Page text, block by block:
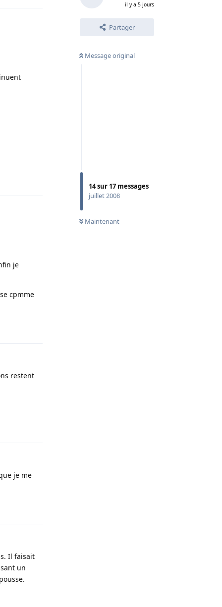
il y a 5 jours
Partager
Message original
14sur 17 messages
juillet 2008
Maintenant
je
cpmme
restent
je me
Il faisait
un